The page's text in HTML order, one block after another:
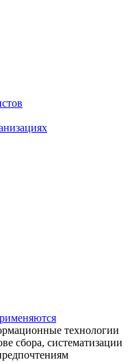
технологии
сбора, систематизации